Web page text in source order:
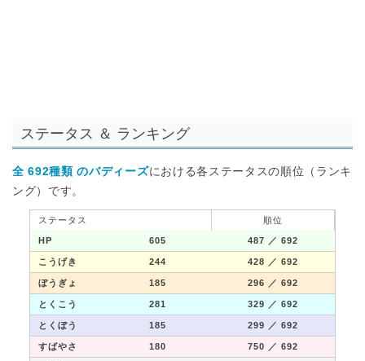
ステータス ＆ ランキング
全 692種類 のバディーズにおける各ステータスの順位（ランキ
ング）です。
ステータス 順位
HP 605 487 ／ 692
こうげき 244 428 ／ 692
ぼうぎょ 185 296 ／ 692
とくこう 281 329 ／ 692
とくぼう 185 299 ／ 692
すばやさ 180 750 ／ 692